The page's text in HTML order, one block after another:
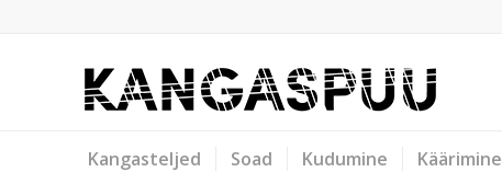
Kangasteljed Soad Kudumine Käärimine